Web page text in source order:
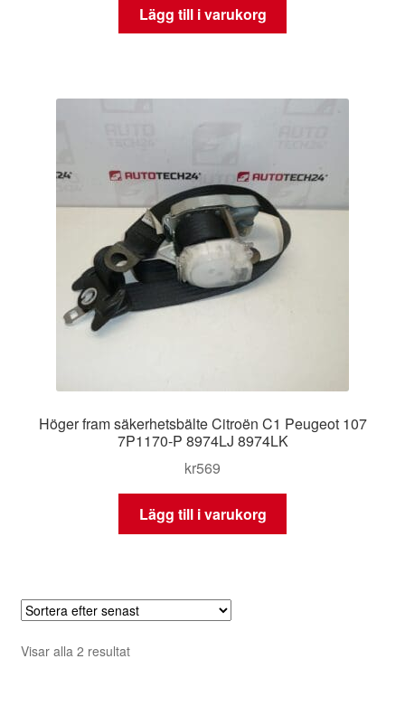
Lägg till i varukorg
Höger fram säkerhetsbälte Citroën C1 Peugeot 107
7P1170-P 8974LJ 8974LK
kr569
Lägg till i varukorg
Visar alla 2 resultatSortera